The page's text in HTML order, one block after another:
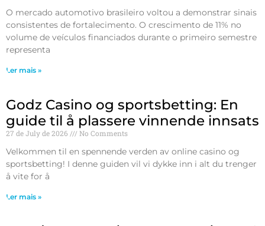
O mercado automotivo brasileiro voltou a demonstrar sinais
consistentes de fortalecimento. O crescimento de 11% no
volume de veículos financiados durante o primeiro semestre
representa
Ler mais »
Godz Casino og sportsbetting: En
guide til å plassere vinnende innsats
27 de July de 2026 No Comments
Velkommen til en spennende verden av online casino og
sportsbetting! I denne guiden vil vi dykke inn i alt du trenger
å vite for å
Ler mais »